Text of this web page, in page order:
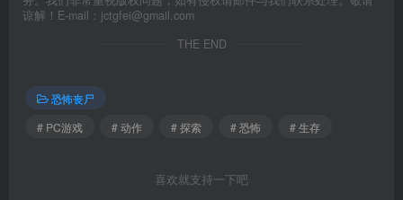
谅解！E-mail：jctgfei@gmail.com
THE END
恐怖丧尸
# PC游戏
# 动作 # 探索 # 恐怖 # 生存
喜欢就支持一下吧